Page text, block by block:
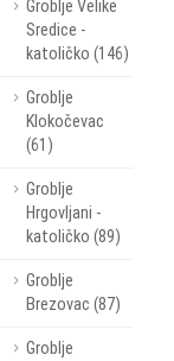
Groblje Velike
Sredice -
katoličko (146)
Groblje
Klokočevac
(61)
Groblje
Hrgovljani -
katoličko (89)
Groblje
Brezovac (87)
Groblje